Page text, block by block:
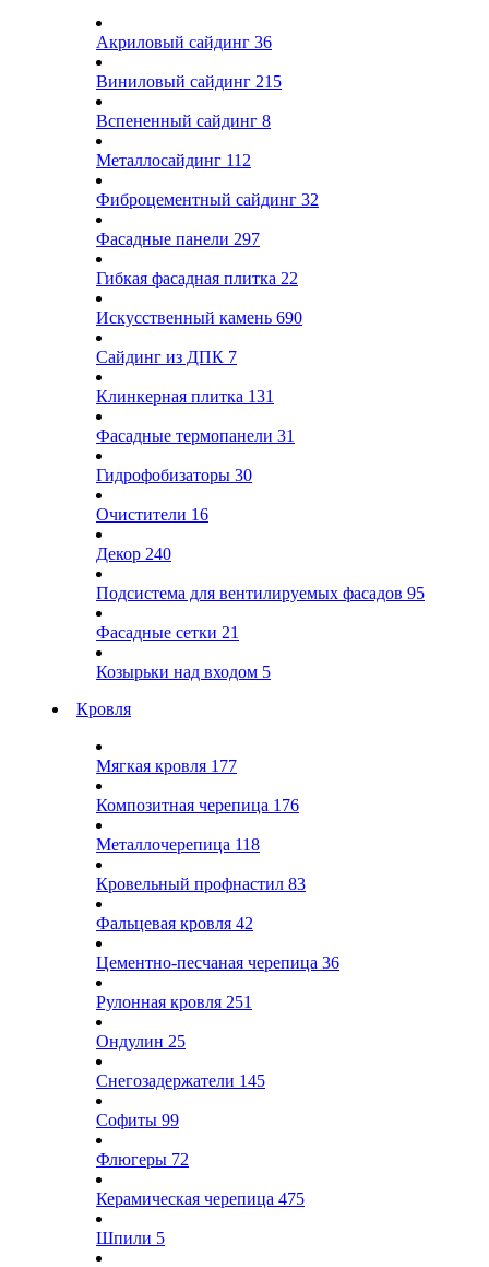
Акриловый сайдинг 36
Виниловый сайдинг 215
Вспененный сайдинг 8
Металлосайдинг 112
Фиброцементный сайдинг 32
Фасадные панели 297
Гибкая фасадная плитка 22
Искусственный камень 690
Сайдинг из ДПК 7
Клинкерная плитка 131
Фасадные термопанели 31
Гидрофобизаторы 30
Очистители 16
Декор 240
Подсистема для вентилируемых фасадов 95
Фасадные сетки 21
Козырьки над входом 5
Кровля
Мягкая кровля 177
Композитная черепица 176
Металлочерепица 118
Кровельный профнастил 83
Фальцевая кровля 42
Цементно-песчаная черепица 36
Рулонная кровля 251
Ондулин 25
Снегозадержатели 145
Софиты 99
Флюгеры 72
Керамическая черепица 475
Шпили 5